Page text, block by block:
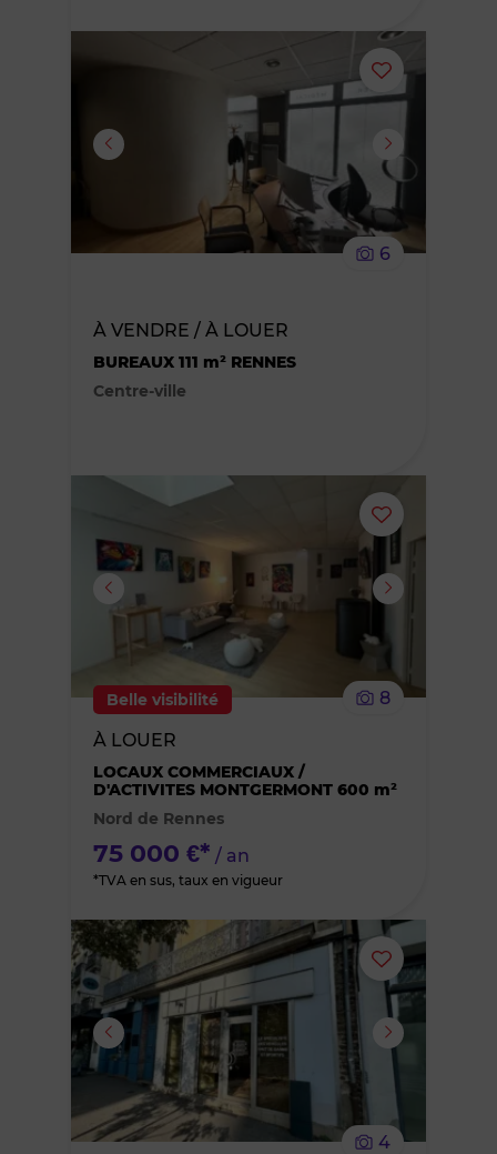
Ajouter
supprimer
le
6
À VENDRE / À LOUER
BUREAUX 111 m² RENNES
Centre-ville
Ajouter
ou
supprimer
le
Belle visibilité
8
À LOUER
LOCAUX COMMERCIAUX /
D'ACTIVITES MONTGERMONT 600 m²
Nord de Rennes
75 000 €* / an
*TVA en sus, taux en vigueur
Ajouter
ou
supprimer
le
4